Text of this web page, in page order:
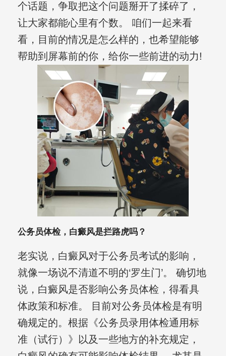
个话题，争取把这个问题掰开了揉碎了，
让大家都能心里有个数。 咱们一起来看
看，目前的情况是怎么样的，也希望能够
帮助到屏幕前的你，给你一些前进的动力!
公务员体检，白癜风是拦路虎吗？
老实说，白癜风对于公务员考试的影响，
就像一场说不清道不明的‘罗生门’。 确切地
说，白癜风是否影响公务员体检，得看具
体政策和标准。 目前对公务员体检是有明
确规定的。根据《公务员录用体检通用标
准（试行）》以及一些地方的补充规定，